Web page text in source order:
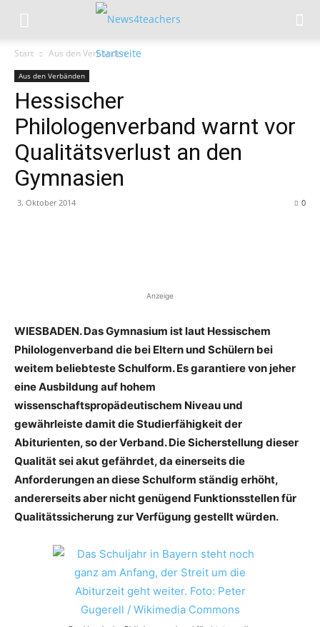
Start Aus den Verbänden
Aus den Verbänden
Hessischer
Philologenverband warnt vor
Qualitätsverlust an den
Gymnasien
3. Oktober 2014 0
Anzeige
WIESBADEN. Das Gymnasium ist laut Hessischem
Philologenverband die bei Eltern und Schülern bei
weitem beliebteste Schulform. Es garantiere von jeher
eine Ausbildung auf hohem
wissenschaftspropädeutischem Niveau und
gewährleiste damit die Studierfähigkeit der
Abiturienten, so der Verband. Die Sicherstellung dieser
Qualität sei akut gefährdet, da einerseits die
Anforderungen an diese Schulform ständig erhöht,
andererseits aber nicht genügend Funktionsstellen für
Qualitätssicherung zur Verfügung gestellt würden.